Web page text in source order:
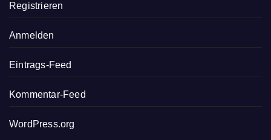
Registrieren
Anmelden
Eintrags-Feed
Kommentar-Feed
WordPress.org